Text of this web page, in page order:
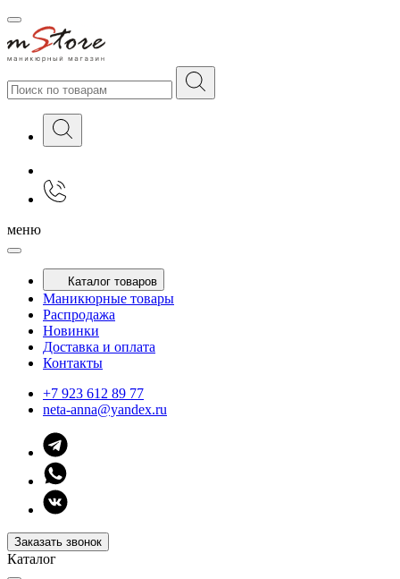
меню
Каталог товаров
Маникюрные товары
Распродажа
Новинки
Доставка и оплата
Контакты
+7 923 612 89 77
neta-anna@yandex.ru
Заказать звонок
Каталог